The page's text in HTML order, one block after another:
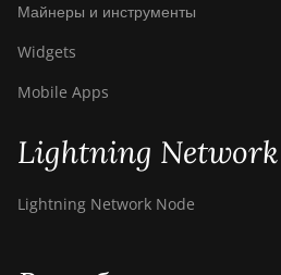
Майнеры и инструменты
Widgets
Mobile Apps
Lightning Network
Lightning Network Node